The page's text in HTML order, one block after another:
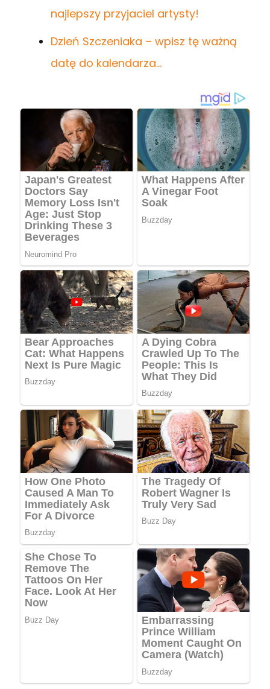
najlepszy przyjaciel artysty!
Dzień Szczeniaka – wpisz tę ważną
datę do kalendarza…